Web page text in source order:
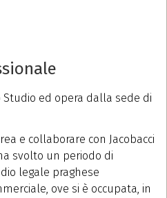
Studio ed opera dalla sede di
e collaborare con Jacobacci
svolto un periodo di
legale praghese
ove si è occupata, in